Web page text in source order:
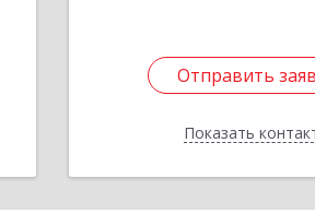
Отправить
Показать
Отправить
Назад